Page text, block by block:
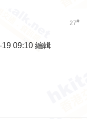
27#
09:10 編輯